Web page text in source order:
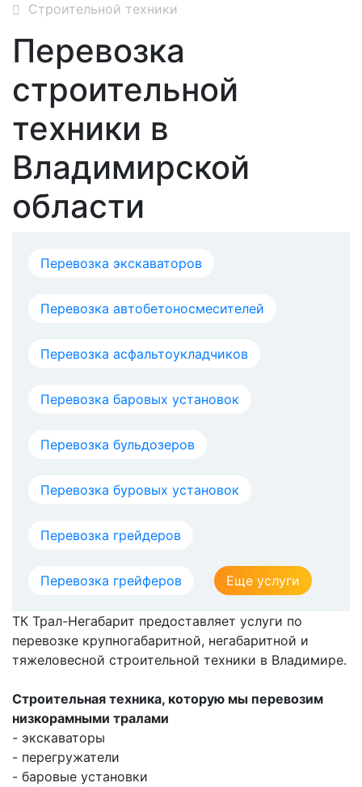
Строительной техники
Перевозка
строительной
техники в
Владимирской
области
Перевозка экскаваторов
Перевозка автобетоносмесителей
Перевозка асфальтоукладчиков
Перевозка баровых установок
Перевозка бульдозеров
Перевозка буровых установок
Перевозка грейдеров
Перевозка грейферов Еще услуги
ТК Трал-Негабарит предоставляет услуги по
перевозке крупногабаритной, негабаритной и
тяжеловесной строительной техники в Владимире.
Строительная техника, которую мы перевозим
низкорамными тралами
- экскаваторы
- перегружатели
- баровые установки